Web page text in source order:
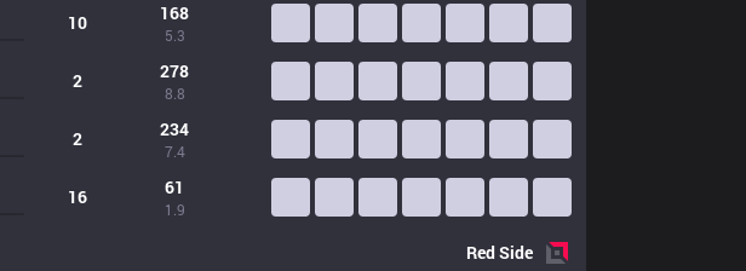
10 168
5.3
2 278
8.8
2 234
7.4
16 61
1.9
RedSide